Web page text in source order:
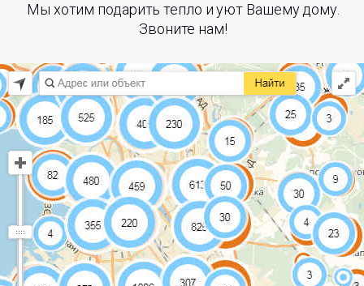
Мы хотим подарить тепло и уют Вашему дому.
Звоните нам!